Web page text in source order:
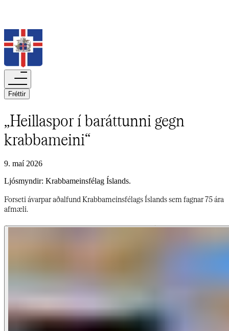
Fréttir​​​​‌ ‍ ​‍​‍‌‍ ‌ ​‍‌‍‍‌‌‍‌ ‌‍‍‌‌‍ ‍​‍​‍​ ‍‍​‍​‍‌ ​ ‌‍​‌‌‍ ‍‌‍‍‌‌ ‌​‌ ‍‌​‍ ‍‌‍‍‌‌‍ ​‍​‍​‍ ​​‍​‍‌‍‍​‌ ​‍‌‍‌‌‌‍‌‍​‍​‍​ ‍‍​‍​‍‌‍‍​‌ ‌​‌ ‌​‌ ​​‌ ​ ​‍ ​‍ ‌‍‌‍‌‍ ‌ ​‍‌ ​ ‌‍‌‌‌ ‌​‌‍‍‌​‍ ‌‌‍‍‌‌ ​ ‌‍ ​‌‍​‌‌‍ ‍‌‍‌​‌ ​ ​‍ ‍‌ ‌‍‌‍‌‌‌ ​‍‌‍​ ‌‍‌‌‌‍ ​​‍ ‍‌‍​‌‌ ​​‌ ​​​‍ ‌ ​ ‌ ‌​‌ ‌‌‌‍‌​‌‍‍‌‌‍ ​‍ ‌‍‍‌‌‍ ‍‌ ‌​‌‍‌‌‌‍ ‍‌ ‌​​‍ ‌‍‌‌‌‍‌​‌‍‍‌‌ ‌​​‍ ‌‍ ‌‌‍ ‌‍‌​‌‍‌‌​ ‌‌ ​​‌ ​‍‌‍‌‌‌ ​ ‌‍‌‌‌‍ ‍‌ ‌​‌‍​‌‌ ‌​‌‍‍‌‌‍ ‌‍ ‍​ ‍ ‌‍‍‌‌‍‌​​ ‌‌‍​‌‌‍‌‍​ ‌‍‌‍‌‌​ ‌‌‌‍​ ​ ​​​ ‌ ​‍ ‌‌‍​ ​ ‌‍‌‍‌‌​ ‍‌​‍ ‌​ ‌​​ ‌‍​ ‍‌​ ​ ​‍ ‌​ ‍‌​ ​ ​ ​​‌‍‌‌​‍ ‌​ ‍‌​ ​‌​ ​​‌‍‌​‌‍‌‌‌‍‌‌​ ‌‍‌‍‌‌​ ​ ‌‍‌‍‌‍​ ​ ‌‍​ ‍ ‌ ‌​‌ ‍‌‌ ​​‌‍‌‌​ ‌‌ ‌​‌‍​‌‌‍‌ ​ ‍ ‌ ​​‌‍​‌‌ ‌​‌‍‍​​ ‌‌ ‌​‌‍‍‌‌ ‌​‌‍ ​‌‍‌‌​ ‌‍​‍‌‍​‌‌ ​ ‌‍‌‌‌‌‌‌‌ ​‍‌‍ ​​ ‌‌‍‍​‌ ‌​‌ ‌​‌ ​​‌ ​ ​‍‌‌​ ​‍‌​‌‍​‍‌‌​ ​‍‌​‌‍‌‍‌‍‌‍ ‌ ​‍‌ ​ ‌‍‌‌‌ ‌​‌‍‍‌​‍ ‌‌‍‍‌‌ ​ ‌‍ ​‌‍​‌‌‍ ‍‌‍‌​‌ ​ ​‍ ‍‌ ‌‍‌‍‌‌‌ ​‍‌‍​ ‌‍‌‌‌‍ ​​‍ ‍‌‍​‌‌ ​​‌ ​​​‍‌‌​ ​‍‌​‌‍‌ ​ ‌ ‌​‌ ‌‌‌‍‌​‌‍‍‌‌‍ ​‍‌‍‌‍‍‌‌‍‌​​ ‌‌‍​‌‌‍‌‍​ ‌‍‌‍‌‌​ ‌‌‌‍​ ​ ​​​ ‌ ​‍ ‌‌‍​ ​ ‌‍‌‍‌‌​ ‍‌​‍ ‌​ ‌​​ ‌‍​ ‍‌​ ​ ​‍ ‌​ ‍‌​ ​ ​ ​​‌‍‌‌​‍ ‌​ ‍‌​ ​‌​ ​​‌‍‌​‌‍‌‌‌‍‌‌​ ‌‍‌‍‌‌​ ​ ‌‍‌‍‌‍​ ​ ‌‍​‍‌‍‌ ‌​‌ ‍‌‌ ​​‌‍‌‌​ ‌‌ ‌​‌‍​‌‌‍‌ ​‍‌‍‌ ​​‌‍​‌‌ ‌​‌‍‍​​ ‌‌ ‌​‌‍‍‌‌ ‌​‌‍ ​‌‍‌‌​‍‌‍‌ ​​‌‍‌‌‌ ​‍‌ ​ ‌ ​​‌‍‌‌‌‍​ ‌ ‌​‌‍‍‌‌ ‌‍‌‍‌‌​ ‌‌ ​​‌ ‌‌‌‍​‍‌‍ ​‌‍‍‌‌ ​ ‌‍‍​‌‍‌‌‌‍‌​​‍​‍‌ ‌
„Heillaspor í baráttunni gegn
krabbameini“​​​​‌ ‍ ​‍​‍‌‍ ‌ ​‍‌‍‍‌‌‍‌ ‌‍‍‌‌‍ ‍​‍​‍​ ‍‍​‍​‍‌ ​ ‌‍​‌‌‍ ‍‌‍‍‌‌ ‌​‌ ‍‌​‍ ‍‌‍‍‌‌‍ ​‍​‍​‍ ​​‍​‍‌‍‍​‌ ​‍‌‍‌‌‌‍‌‍​‍​‍​ ‍‍​‍​‍‌‍‍​‌ ‌​‌ ‌​‌ ​​‌ ​ ​‍ ​‍ ‌‍‌‍‌‍ ‌ ​‍‌ ​ ‌‍‌‌‌ ‌​‌‍‍‌​‍ ‌‌‍‍‌‌ ​ ‌‍ ​‌‍​‌‌‍ ‍‌‍‌​‌ ​ ​‍ ‍‌ ‌‍‌‍‌‌‌ ​‍‌‍​ ‌‍‌‌‌‍ ​​‍ ‍‌‍​‌‌ ​​‌ ​​​‍ ‌ ​ ‌ ‌​‌ ‌‌‌‍‌​‌‍‍‌‌‍ ​‍ ‌‍‍‌‌‍ ‍‌ ‌​‌‍‌‌‌‍ ‍‌ ‌​​‍ ‌‍‌‌‌‍‌​‌‍‍‌‌ ‌​​‍ ‌‍ ‌‌‍ ‌‍‌​‌‍‌‌​ ‌‌ ​​‌ ​‍‌‍‌‌‌ ​ ‌‍‌‌‌‍ ‍‌ ‌​‌‍​‌‌ ‌​‌‍‍‌‌‍ ‌‍ ‍​ ‍ ‌‍‍‌‌‍‌​​ ‌​ ​​​ ‍‌​ ‍‌​ ‌‍​ ‍​​ ​ ​ ‌​‌‍​‍​‍ ‌​ ‌‌‌‍​ ‌‍‌‍​ ‍‌​‍ ‌​ ‌​​ ‌‍​ ‍‌​ ​‌​‍ ‌​ ‍​​ ‌‌​ ​ ​ ​​​‍ ‌‌‍‌​​ ‍‌​ ​ ‌‍​ ​ ​‍​ ‌ ‌‍​ ​ ‍​‌‍‌‌‌‍‌‌​ ​​​ ‌‌​ ‍ ‌ ‌​‌ ‍‌‌ ​​‌‍‌‌​ ‌‌‍ ‍‌‍‌‌‌ ‌ ‌ ​ ​ ‍ ‌ ​​‌‍​‌‌ ‌​‌‍‍​​ ‌‌ ‌​‌‍‍‌‌ ‌​‌‍ ​‌‍‌‌​ ‌‍​‍‌‍​‌‌ ​ ‌‍‌‌‌‌‌‌‌ ​‍‌‍ ​​ ‌‌‍‍​‌ ‌​‌ ‌​‌ ​​‌ ​ ​‍‌‌​ ​‍‌​‌‍​‍‌‌​ ​‍‌​‌‍‌‍‌‍‌‍ ‌ ​‍‌ ​ ‌‍‌‌‌ ‌​‌‍‍‌​‍ ‌‌‍‍‌‌ ​ ‌‍ ​‌‍​‌‌‍ ‍‌‍‌​‌ ​ ​‍ ‍‌ ‌‍‌‍‌‌‌ ​‍‌‍​ ‌‍‌‌‌‍ ​​‍ ‍‌‍​‌‌ ​​‌ ​​​‍‌‌​ ​‍‌​‌‍‌ ​ ‌ ‌​‌ ‌‌‌‍‌​‌‍‍‌‌‍ ​‍‌‍‌‍‍‌‌‍‌​​ ‌​ ​​​ ‍‌​ ‍‌​ ‌‍​ ‍​​ ​ ​ ‌​‌‍​‍​‍ ‌​ ‌‌‌‍​ ‌‍‌‍​ ‍‌​‍ ‌​ ‌​​ ‌‍​ ‍‌​ ​‌​‍ ‌​ ‍​​ ‌‌​ ​ ​ ​​​‍ ‌‌‍‌​​ ‍‌​ ​ ‌‍​ ​ ​‍​ ‌ ‌‍​ ​ ‍​‌‍‌‌‌‍‌‌​ ​​​ ‌‌​‍‌‍‌ ‌​‌ ‍‌‌ ​​‌‍‌‌​ ‌‌‍ ‍‌‍‌‌‌ ‌ ‌ ​ ​‍‌‍‌ ​​‌‍​‌‌ ‌​‌‍‍​​ ‌‌ ‌​‌‍‍‌‌ ‌​‌‍ ​‌‍‌‌​‍‌‍‌ ​​‌‍‌‌‌ ​‍‌ ​ ‌ ​​‌‍‌‌‌‍​ ‌ ‌​‌‍‍‌‌ ‌‍‌‍‌‌​ ‌‌ ​​‌ ‌‌‌‍​‍‌‍ ​‌‍‍‌‌ ​ ‌‍‍​‌‍‌‌‌‍‌​​‍​‍‌ ‌
9. maí 2026
Ljósmyndir: Krabbameinsfélag Íslands.​​​​‌ ‍ ​‍​‍‌‍ ‌ ​‍‌‍‍‌‌‍‌ ‌‍‍‌‌‍ ‍​‍​‍​ ‍‍​‍​‍‌ ​ ‌‍​‌‌‍ ‍‌‍‍‌‌ ‌​‌ ‍‌​‍ ‍‌‍‍‌‌‍ ​‍​‍​‍ ​​‍​‍‌‍‍​‌ ​‍‌‍‌‌‌‍‌‍​‍​‍​ ‍‍​‍​‍‌‍‍​‌ ‌​‌ ‌​‌ ​​‌ ​ ​‍ ​‍ ‌‍‌‍‌‍ ‌ ​‍‌ ​ ‌‍‌‌‌ ‌​‌‍‍‌​‍ ‌‌‍‍‌‌ ​ ‌‍ ​‌‍​‌‌‍ ‍‌‍‌​‌ ​ ​‍ ‍‌ ‌‍‌‍‌‌‌ ​‍‌‍​ ‌‍‌‌‌‍ ​​‍ ‍‌‍​‌‌ ​​‌ ​​​‍ ‌ ​ ‌ ‌​‌ ‌‌‌‍‌​‌‍‍‌‌‍ ​‍ ‌‍‍‌‌‍ ‍‌ ‌​‌‍‌‌‌‍ ‍‌ ‌​​‍ ‌‍‌‌‌‍‌​‌‍‍‌‌ ‌​​‍ ‌‍ ‌‌‍ ‌‍‌​‌‍‌‌​ ‌‌ ​​‌ ​‍‌‍‌‌‌ ​ ‌‍‌‌‌‍ ‍‌ ‌​‌‍​‌‌ ‌​‌‍‍‌‌‍ ‌‍ ‍​ ‍ ‌‍‍‌‌‍‌​​ ‌​ ​​​ ‍‌​ ‍‌​ ‌‍​ ‍​​ ​ ​ ‌​‌‍​‍​‍ ‌​ ‌‌‌‍​ ‌‍‌‍​ ‍‌​‍ ‌​ ‌​​ ‌‍​ ‍‌​ ​‌​‍ ‌​ ‍​​ ‌‌​ ​ ​ ​​​‍ ‌‌‍‌​​ ‍‌​ ​ ‌‍​ ​ ​‍​ ‌ ‌‍​ ​ ‍​‌‍‌‌‌‍‌‌​ ​​​ ‌‌​ ‍ ‌ ‌​‌ ‍‌‌ ​​‌‍‌‌​ ‌‌‍ ‍‌‍‌‌‌ ‌ ‌ ​ ​ ‍ ‌ ​​‌‍​‌‌ ‌​‌‍‍​​ ‌‌‍‍‌‌‍ ‌‌‍​‌‌‍‌ ‌‍‌‌‌​​ ‌ ​‍‌‍‌‌‌‍‌​‌‍‍‌‌ ‌​‌ ​ ​ ‌‍​‍‌‍​‌‌ ​ ‌‍‌‌‌‌‌‌‌ ​‍‌‍ ​​ ‌‌‍‍​‌ ‌​‌ ‌​‌ ​​‌ ​ ​‍‌‌​ ​‍‌​‌‍​‍‌‌​ ​‍‌​‌‍‌‍‌‍‌‍ ‌ ​‍‌ ​ ‌‍‌‌‌ ‌​‌‍‍‌​‍ ‌‌‍‍‌‌ ​ ‌‍ ​‌‍​‌‌‍ ‍‌‍‌​‌ ​ ​‍ ‍‌ ‌‍‌‍‌‌‌ ​‍‌‍​ ‌‍‌‌‌‍ ​​‍ ‍‌‍​‌‌ ​​‌ ​​​‍‌‌​ ​‍‌​‌‍‌ ​ ‌ ‌​‌ ‌‌‌‍‌​‌‍‍‌‌‍ ​‍‌‍‌‍‍‌‌‍‌​​ ‌​ ​​​ ‍‌​ ‍‌​ ‌‍​ ‍​​ ​ ​ ‌​‌‍​‍​‍ ‌​ ‌‌‌‍​ ‌‍‌‍​ ‍‌​‍ ‌​ ‌​​ ‌‍​ ‍‌​ ​‌​‍ ‌​ ‍​​ ‌‌​ ​ ​ ​​​‍ ‌‌‍‌​​ ‍‌​ ​ ‌‍​ ​ ​‍​ ‌ ‌‍​ ​ ‍​‌‍‌‌‌‍‌‌​ ​​​ ‌‌​‍‌‍‌ ‌​‌ ‍‌‌ ​​‌‍‌‌​ ‌‌‍ ‍‌‍‌‌‌ ‌ ‌ ​ ​‍‌‍‌ ​​‌‍​‌‌ ‌​‌‍‍​​ ‌‌‍‍‌‌‍ ‌‌‍​‌‌‍‌ ‌‍‌‌‌​​ ‌ ​‍‌‍‌‌‌‍‌​‌‍‍‌‌ ‌​‌ ​ ​‍‌‍‌ ​​‌‍‌‌‌ ​‍‌ ​ ‌ ​​‌‍‌‌‌‍​ ‌ ‌​‌‍‍‌‌ ‌‍‌‍‌‌​ ‌‌ ​​‌ ‌‌‌‍​‍‌‍ ​‌‍‍‌‌ ​ ‌‍‍​‌‍‌‌‌‍‌​​‍​‍‌ ‌
Forseti ávarpar aðalfund Krabbameinsfélags Íslands sem fagnar 75 ára
afmæli.​​​​‌ ‍ ​‍​‍‌‍ ‌ ​‍‌‍‍‌‌‍‌ ‌‍‍‌‌‍ ‍​‍​‍​ ‍‍​‍​‍‌ ​ ‌‍​‌‌‍ ‍‌‍‍‌‌ ‌​‌ ‍‌​‍ ‍‌‍‍‌‌‍ ​‍​‍​‍ ​​‍​‍‌‍‍​‌ ​‍‌‍‌‌‌‍‌‍​‍​‍​ ‍‍​‍​‍‌‍‍​‌ ‌​‌ ‌​‌ ​​‌ ​ ​‍ ​‍ ‌‍‌‍‌‍ ‌ ​‍‌ ​ ‌‍‌‌‌ ‌​‌‍‍‌​‍ ‌‌‍‍‌‌ ​ ‌‍ ​‌‍​‌‌‍ ‍‌‍‌​‌ ​ ​‍ ‍‌ ‌‍‌‍‌‌‌ ​‍‌‍​ ‌‍‌‌‌‍ ​​‍ ‍‌‍​‌‌ ​​‌ ​​​‍ ‌ ​ ‌ ‌​‌ ‌‌‌‍‌​‌‍‍‌‌‍ ​‍ ‌‍‍‌‌‍ ‍‌ ‌​‌‍‌‌‌‍ ‍‌ ‌​​‍ ‌‍‌‌‌‍‌​‌‍‍‌‌ ‌​​‍ ‌‍ ‌‌‍ ‌‍‌​‌‍‌‌​ ‌‌ ​​‌ ​‍‌‍‌‌‌ ​ ‌‍‌‌‌‍ ‍‌ ‌​‌‍​‌‌ ‌​‌‍‍‌‌‍ ‌‍ ‍​ ‍ ‌‍‍‌‌‍‌​​ ‌​ ​​​ ‍‌​ ‍‌​ ‌‍​ ‍​​ ​ ​ ‌​‌‍​‍​‍ ‌​ ‌‌‌‍​ ‌‍‌‍​ ‍‌​‍ ‌​ ‌​​ ‌‍​ ‍‌​ ​‌​‍ ‌​ ‍​​ ‌‌​ ​ ​ ​​​‍ ‌‌‍‌​​ ‍‌​ ​ ‌‍​ ​ ​‍​ ‌ ‌‍​ ​ ‍​‌‍‌‌‌‍‌‌​ ​​​ ‌‌​ ‍ ‌ ‌​‌ ‍‌‌ ​​‌‍‌‌​ ‌‌‍ ‍‌‍‌‌‌ ‌ ‌ ​ ​ ‍ ‌ ​​‌‍​‌‌ ‌​‌‍‍​​ ‌‌‍‌​‌‍‌‌‌ ​ ‌‍​ ‌ ​‍‌‍‍‌‌ ​​‌ ‌​‌‍‍‌‌‍ ‌‍ ‍​ ‌‍​‍‌‍​‌‌ ​ ‌‍‌‌‌‌‌‌‌ ​‍‌‍ ​​ ‌‌‍‍​‌ ‌​‌ ‌​‌ ​​‌ ​ ​‍‌‌​ ​‍‌​‌‍​‍‌‌​ ​‍‌​‌‍‌‍‌‍‌‍ ‌ ​‍‌ ​ ‌‍‌‌‌ ‌​‌‍‍‌​‍ ‌‌‍‍‌‌ ​ ‌‍ ​‌‍​‌‌‍ ‍‌‍‌​‌ ​ ​‍ ‍‌ ‌‍‌‍‌‌‌ ​‍‌‍​ ‌‍‌‌‌‍ ​​‍ ‍‌‍​‌‌ ​​‌ ​​​‍‌‌​ ​‍‌​‌‍‌ ​ ‌ ‌​‌ ‌‌‌‍‌​‌‍‍‌‌‍ ​‍‌‍‌‍‍‌‌‍‌​​ ‌​ ​​​ ‍‌​ ‍‌​ ‌‍​ ‍​​ ​ ​ ‌​‌‍​‍​‍ ‌​ ‌‌‌‍​ ‌‍‌‍​ ‍‌​‍ ‌​ ‌​​ ‌‍​ ‍‌​ ​‌​‍ ‌​ ‍​​ ‌‌​ ​ ​ ​​​‍ ‌‌‍‌​​ ‍‌​ ​ ‌‍​ ​ ​‍​ ‌ ‌‍​ ​ ‍​‌‍‌‌‌‍‌‌​ ​​​ ‌‌​‍‌‍‌ ‌​‌ ‍‌‌ ​​‌‍‌‌​ ‌‌‍ ‍‌‍‌‌‌ ‌ ‌ ​ ​‍‌‍‌ ​​‌‍​‌‌ ‌​‌‍‍​​ ‌‌‍‌​‌‍‌‌‌ ​ ‌‍​ ‌ ​‍‌‍‍‌‌ ​​‌ ‌​‌‍‍‌‌‍ ‌‍ ‍​‍‌‍‌ ​​‌‍‌‌‌ ​‍‌ ​ ‌ ​​‌‍‌‌‌‍​ ‌ ‌​‌‍‍‌‌ ‌‍‌‍‌‌​ ‌‌ ​​‌ ‌‌‌‍​‍‌‍ ​‌‍‍‌‌ ​ ‌‍‍​‌‍‌‌‌‍‌​​‍​‍‌ ‌